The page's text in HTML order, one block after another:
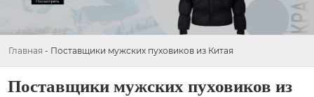
Главная - Поставщики мужских пуховиков из Китая
Поставщики мужских пуховиков из